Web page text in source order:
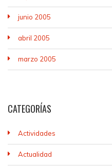
junio 2005
abril 2005
marzo 2005
CATEGORÍAS
Actividades
Actualidad